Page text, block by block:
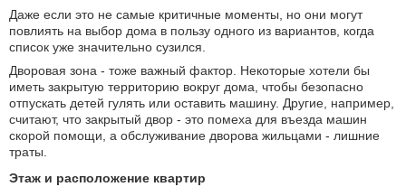
Даже если это не самые критичные моменты, но они могут
повлиять на выбор дома в пользу одного из вариантов, когда
список уже значительно сузился.
Дворовая зона - тоже важный фактор. Некоторые хотели бы
иметь закрытую территорию вокруг дома, чтобы безопасно
отпускать детей гулять или оставить машину. Другие, например,
считают, что закрытый двор - это помеха для въезда машин
скорой помощи, а обслуживание дворова жильцами - лишние
траты.
Этаж и расположение квартир